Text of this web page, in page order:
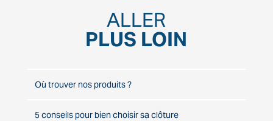
ALLER
PLUS LOIN
Où trouver nos produits ?
5 conseils pour bien choisir sa clôture